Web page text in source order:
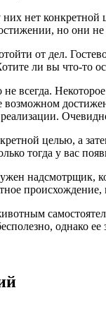
нет конкретной
но они не
от дел.
ли вы что-то
всегда.
возможном
целью, а
тогда у вас
надсмотрщик,
однако